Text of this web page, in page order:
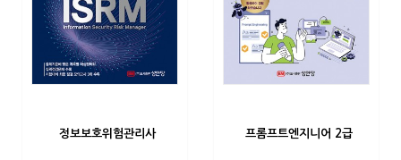
정보보호위험관리사 프롬프트엔지니어 2급